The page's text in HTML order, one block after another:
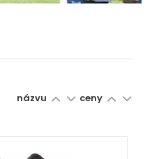
názvu ceny